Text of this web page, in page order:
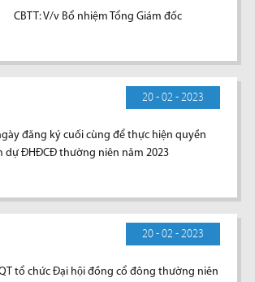
CBTT: V/v Bổ nhiệm Tổng Giám đốc
20 - 02 - 2023
đăng ký cuối cùng để thực hiện quyền
dự ĐHĐCĐ thường niên năm 2023
20 - 02 - 2023
tổ chức Đại hội đồng cổ đông thường niên